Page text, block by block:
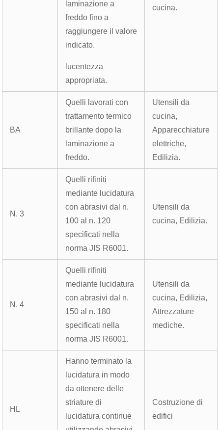
laminazione a
freddo fino a
raggiungere il valore
indicato.
lucentezza
appropriata.
cucina.
BA
Quelli lavorati con
trattamento termico
brillante dopo la
laminazione a
freddo.
Utensili da
cucina,
Apparecchiature
elettriche,
Edilizia.
N. 3
Quelli rifiniti
mediante lucidatura
con abrasivi dal n.
100 al n. 120
specificati nella
norma JIS R6001.
Utensili da
cucina, Edilizia.
N. 4
Quelli rifiniti
mediante lucidatura
con abrasivi dal n.
150 al n. 180
specificati nella
norma JIS R6001.
Utensili da
cucina, Edilizia,
Attrezzature
mediche.
HL
Hanno terminato la
lucidatura in modo
da ottenere delle
striature di
lucidatura continue
Costruzione di
edifici